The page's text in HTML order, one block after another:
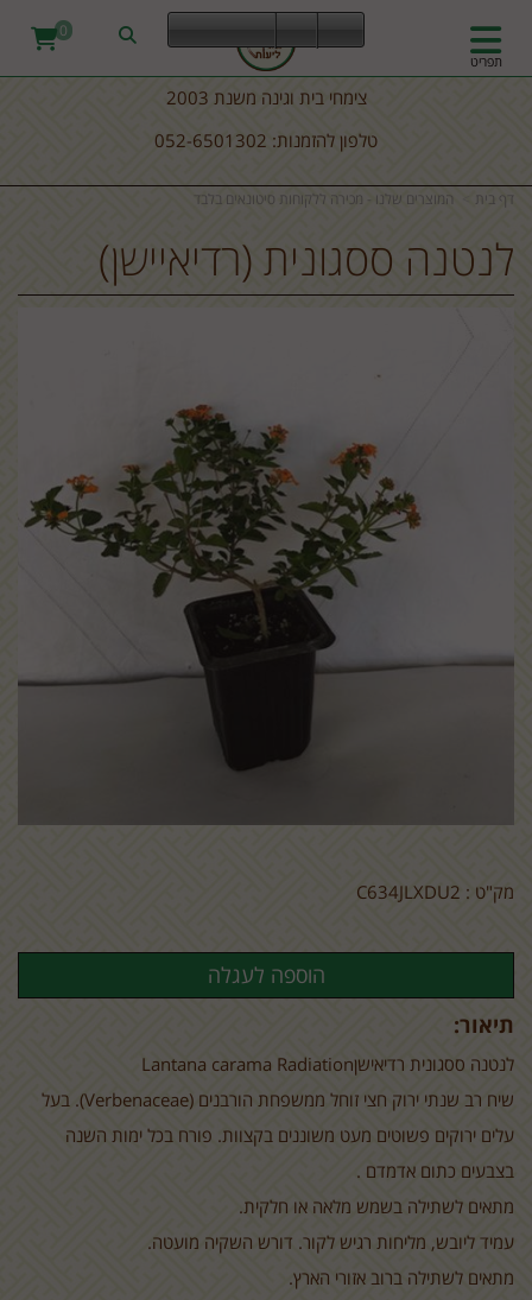
צימחי בית וגינה משנת 2003
טלפון להזמנות: 052-6501302
תפריט
0
דף בית המוצרים שלנו - מכירה ללקוחות סיטונאים בלבד
לנטנה ססגונית (רדיאיישן)
מק"ט : C634JLXDU2
תיאור:
לנטנה ססגונית רדיאישןLantana carama Radiation
שיח רב שנתי ירוק חצי זוחל ממשפחת הורבנים ((Verbenaceae. בעל
עלים ירוקים פשוטים מעט משוננים בקצוות. פורח בכל ימות השנה
בצבעים כתום אדמדם .
מתאים לשתילה בשמש מלאה או חלקית.
עמיד ליובש, מליחות רגיש לקור. דורש השקיה מועטה.
מתאים לשתילה ברוב אזורי הארץ.